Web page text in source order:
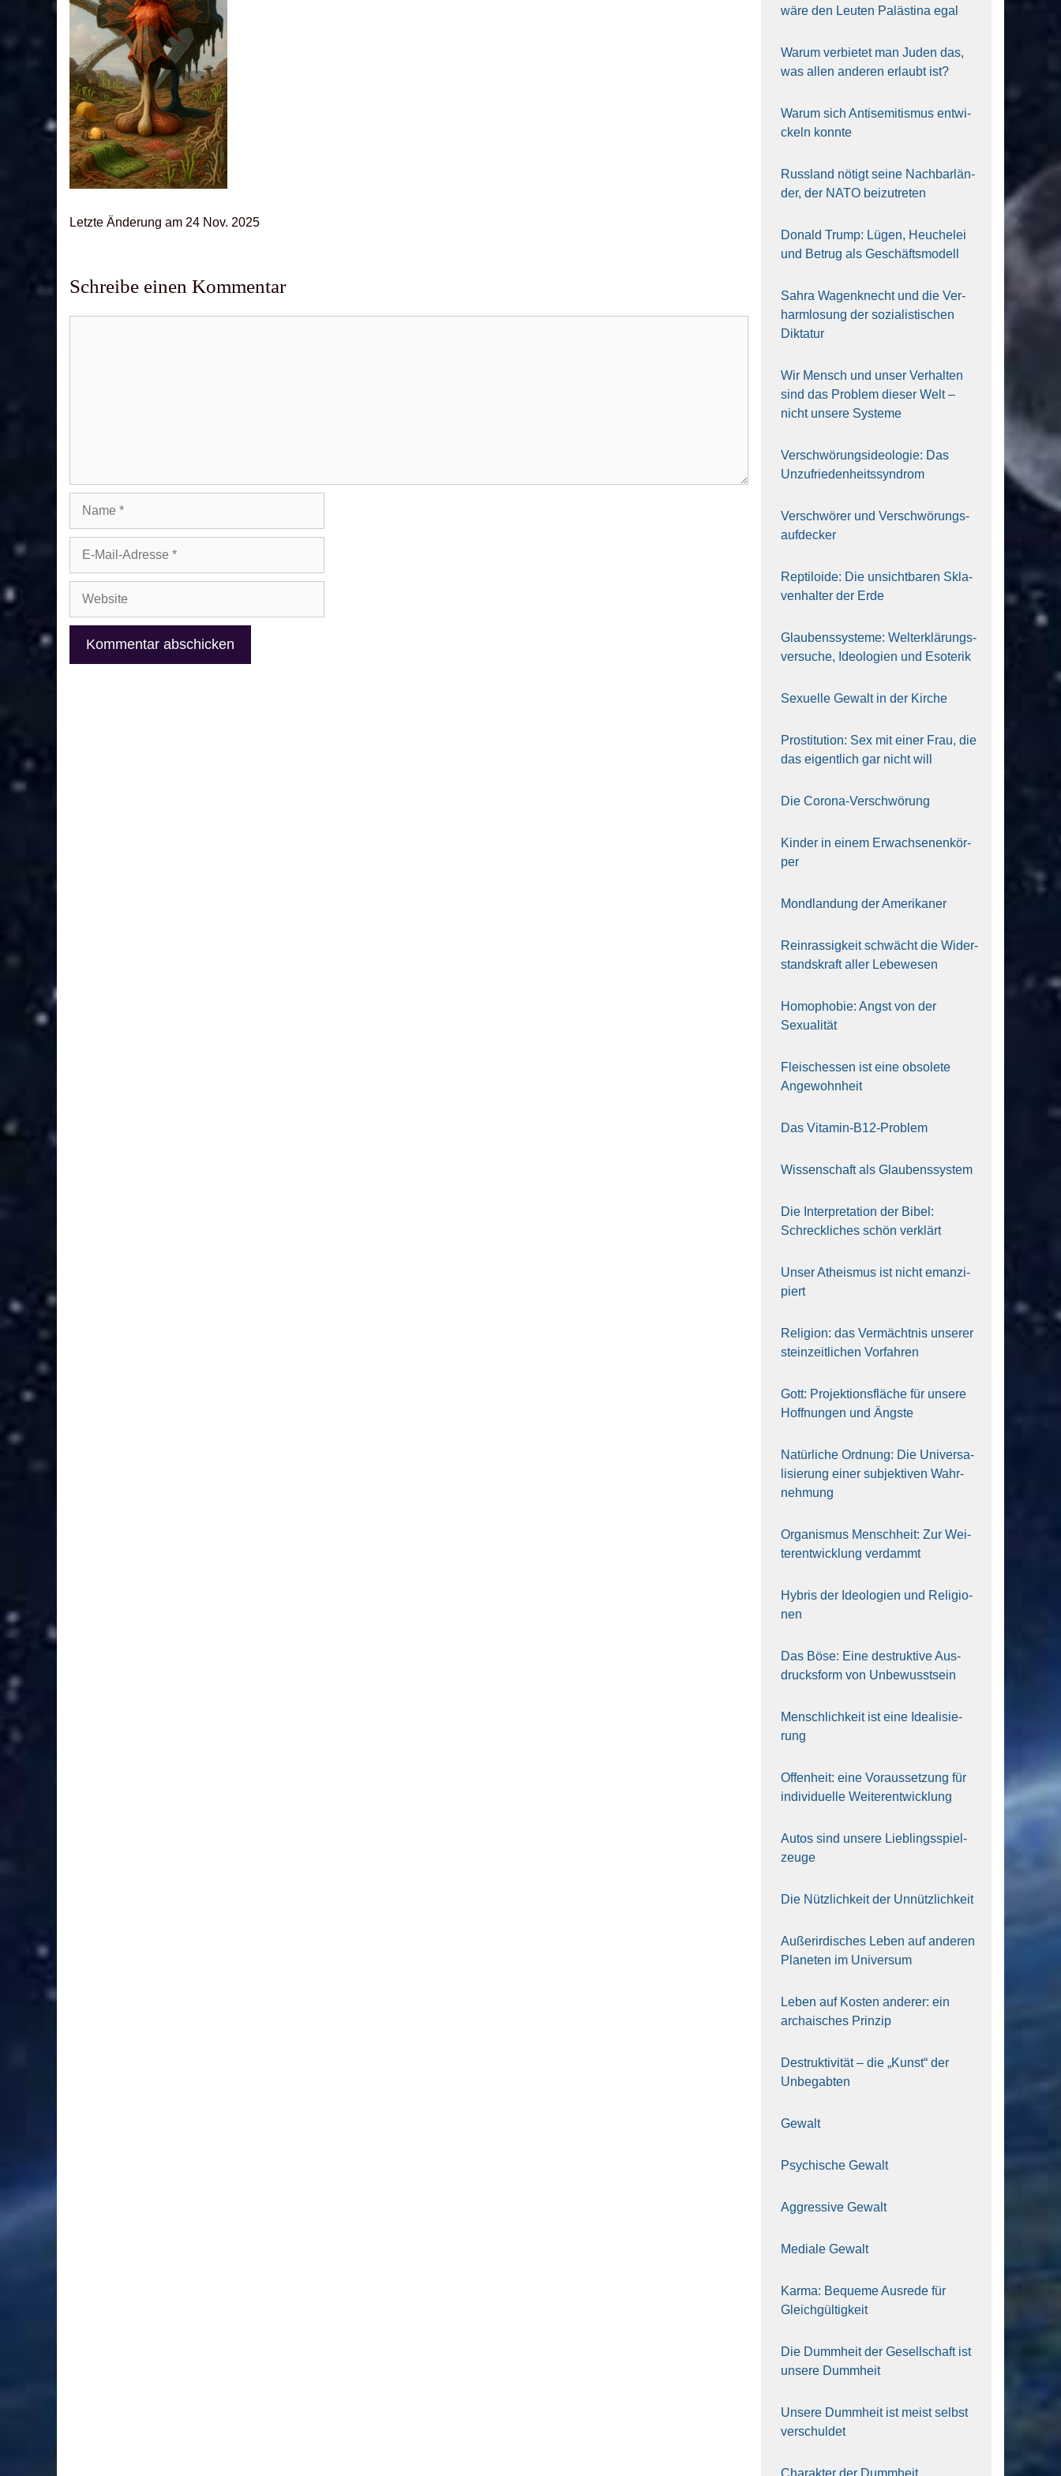
Letz­te Ände­rung am 24 Nov. 2025
Schreibe einen Kommentar
Adresse
wäre den Leu­ten Paläs­ti­na egal
War­um ver­bie­tet man Juden das,
was allen ande­ren erlaubt ist?
War­um sich Anti­se­mi­tis­mus ent­wi­
ckeln konn­te
Russ­land nötigt sei­ne Nach­bar­län­
der, der NATO bei­zu­tre­ten
Donald Trump: Lügen, Heu­che­lei
und Betrug als Geschäfts­mo­dell
Sahra Wagen­knecht und die Ver­
harm­lo­sung der sozia­lis­ti­schen
Dik­ta­tur
Wir Mensch und unser Ver­hal­ten
sind das Pro­blem die­ser Welt –
nicht unse­re Sys‍te‍me
Ver­schwö­rungs­ideo­lo­gie: Das
Unzufrieden­heitssyndrom
Ver­schwö­rer und Verschwörungs­
aufdecker
Rep­ti­lo­ide: Die unsicht­ba­ren Skla­
ven­hal­ter der Erde
Glau­bens­sys­te­me: Welt­erklä­rungs­
ver­su­che, Ideo­lo­gien und Eso­te­rik
Sexu­el­le Gewalt in der Kir­che
Pro­sti­tu­ti­on: Sex mit einer Frau, die
das eigent­lich gar nicht will
Die Coro­na-Ver­schwö­rung
Kin­der in einem Erwach­se­nen­kör­
per
Mond­lan­dung der Ame­ri­ka­ner
Rein­ras­sig­keit schwächt die Wider­
stands­kraft aller Lebe­we­sen
Homo­pho­bie: Angst von der
Sexua­li­tät
Fleisch­essen ist eine obso­le­te
An‍ge‍wohn‍heit
Das Vit­amin-B12-Pro­blem
Wis­sen­schaft als Glau­bens­sys­tem
Die Inter­pre­ta­ti­on der Bibel:
Schreck­li­ches schön ver­klärt
Unser Athe­is­mus ist nicht eman­zi­
piert
Reli­gi­on: das Ver­mächt­nis unse­rer
stein­zeit­li­chen Vor­fah­ren
Gott: Pro­jek­ti­ons­flä­che für unse­re
Hoff­nun­gen und Ängs­te
Natür­li­che Ord­nung: Die Uni­ver­sa­
li­sie­rung einer sub­jek­ti­ven Wahr­
neh­mung
Orga­nis­mus Mensch­heit: Zur Wei­
ter­ent­wick­lung ver­dammt
Hybris der Ideo­lo­gien und Reli­gio­
nen
Das Böse: Eine destruk­ti­ve Aus­
drucks­form von Unbe­wusst­sein
Mensch­lich­keit ist eine Idea­li­sie­
rung
Offen­heit: eine Vor­aus­set­zung für
indi­vi­du­el­le Wei­ter­ent­wick­lung
Autos sind unse­re Lieb­lings­spiel­
zeu­ge
Die Nütz­lich­keit der Unnütz­lich­keit
Außer­ir­di­sches Leben auf ande­ren
Pla­ne­ten im Uni­ver­sum
Leben auf Kos­ten ande­rer: ein
archai­sches Prin­zip
Destruk­ti­vi­tät – die „Kunst“ der
Unbe­gab­ten
Gewalt
Psy­chi­sche Gewalt
Aggres­si­ve Gewalt
Media­le Gewalt
Kar­ma: Beque­me Aus­re­de für
Gleich­gül­tig­keit
Die Dumm­heit der Gesell­schaft ist
unse­re Dumm­heit
Unse­re Dumm­heit ist meist selbst
ver­schul­det
Cha­rak­ter der Dumm­heit